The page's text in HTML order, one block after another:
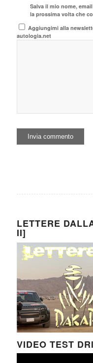
Salva il mio nome,
la prossima volta che
Aggiungimi alla
autologia.net
LETTERE
II]
VIDEO TEST